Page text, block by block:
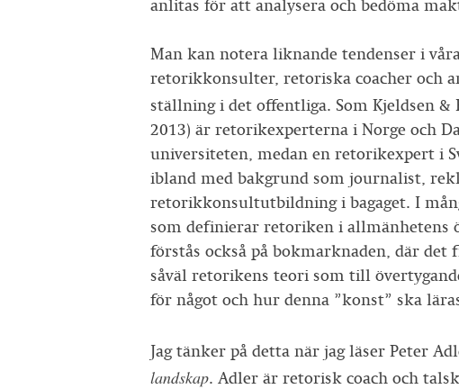
anlitas för att analysera och bedöma
Man kan notera liknande tendenser i
retorikkonsulter, retoriska coacher och
ställning i det offentliga. Som Kjeldsen &
2013) är retorikexperterna i Norge och
universiteten, medan en retorikexpert i
ibland med bakgrund som journalist,
retorikkonsultutbildning i bagaget. I
som definierar retoriken i
förstås också på bokmarknaden, där
såväl retorikens teori som till
för något och hur denna ”konst” ska
Jag tänker på detta när jag läser Peter
landskap. Adler är retorisk coach och